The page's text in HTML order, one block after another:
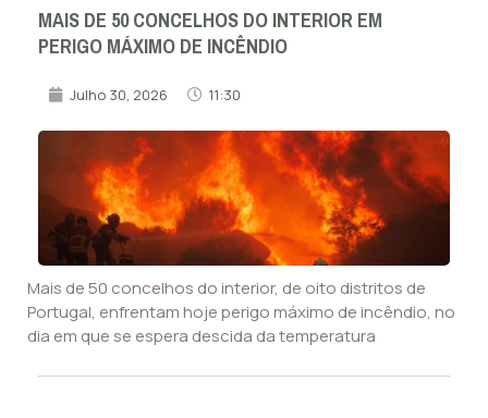
MAIS DE 50 CONCELHOS DO INTERIOR EM
PERIGO MÁXIMO DE INCÊNDIO
Julho 30, 2026 11:30
Mais de 50 concelhos do interior, de oito distritos de
Portugal, enfrentam hoje perigo máximo de incêndio, no
dia em que se espera descida da temperatura